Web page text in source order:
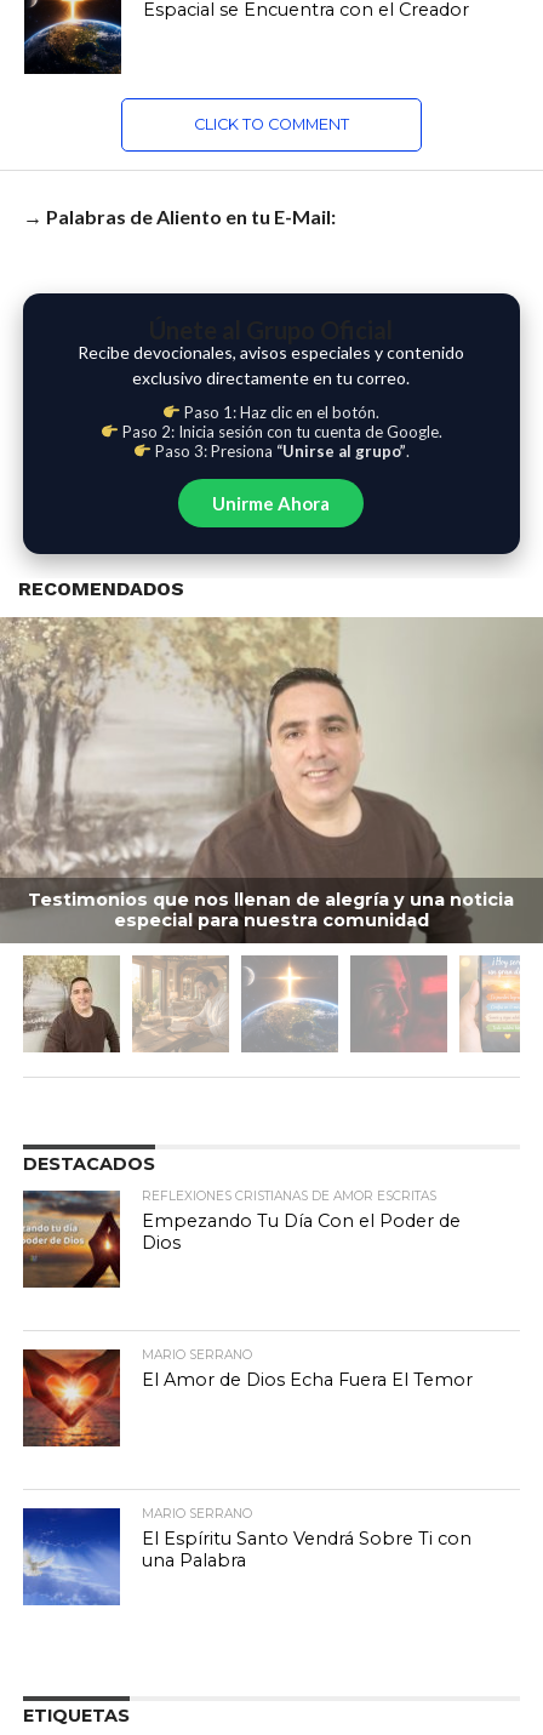
Espacial se Encuentra con el Creador
CLICK TO COMMENT
→ Palabras de Aliento en tu E-Mail:
Recibe devocionales, avisos especiales y contenido
exclusivo directamente en tu correo.
Paso 1: Haz clic en el botón.
Paso 2: Inicia sesión con tu cuenta de Google.
Paso 3: Presiona “Unirse al grupo”.
Unirme Ahora
RECOMENDADOS
Testimonios que nos llenan de alegría y una noticia
especial para nuestra comunidad
DESTACADOS
REFLEXIONES CRISTIANAS DE AMOR ESCRITAS
Empezando Tu Día Con el Poder de
Dios
MARIO SERRANO
El Amor de Dios Echa Fuera El Temor
MARIO SERRANO
El Espíritu Santo Vendrá Sobre Ti con
una Palabra
ETIQUETAS